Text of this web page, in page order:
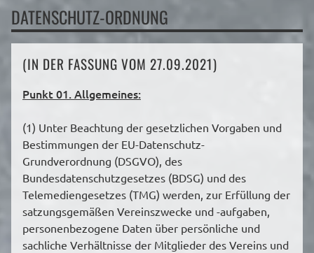
DATENSCHUTZ-ORDNUNG
(IN DER FASSUNG VOM 27.09.2021)
Punkt 01. Allgemeines:
(1) Unter Beachtung der gesetzlichen Vorgaben und
Bestimmungen der EU-Datenschutz-
Grundverordnung (DSGVO), des
Bundesdatenschutzgesetzes (BDSG) und des
Telemediengesetzes (TMG) werden, zur Erfüllung der
satzungsgemäßen Vereinszwecke und -aufgaben,
personenbezogene Daten über persönliche und
sachliche Verhältnisse der Mitglieder des Vereins und